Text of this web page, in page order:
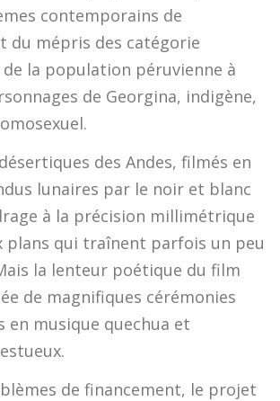
contemporains de
du mépris des catégorie
la population péruvienne à
de Georgina, indigène,
des Andes, filmés en
lunaires par le noir et blanc
à la précision millimétrique
plans qui traînent parfois un peu
la lenteur poétique du film
de magnifiques cérémonies
musique quechua et
de financement, le projet